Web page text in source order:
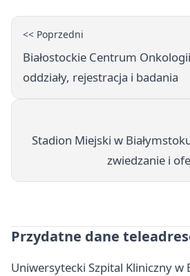
<< Poprzedni
Białostockie Centrum
oddziały, rejestracja i badania
Stadion Miejski w
zwiedzanie i
Przydatne dane
Uniwersytecki Szpital Kliniczny w